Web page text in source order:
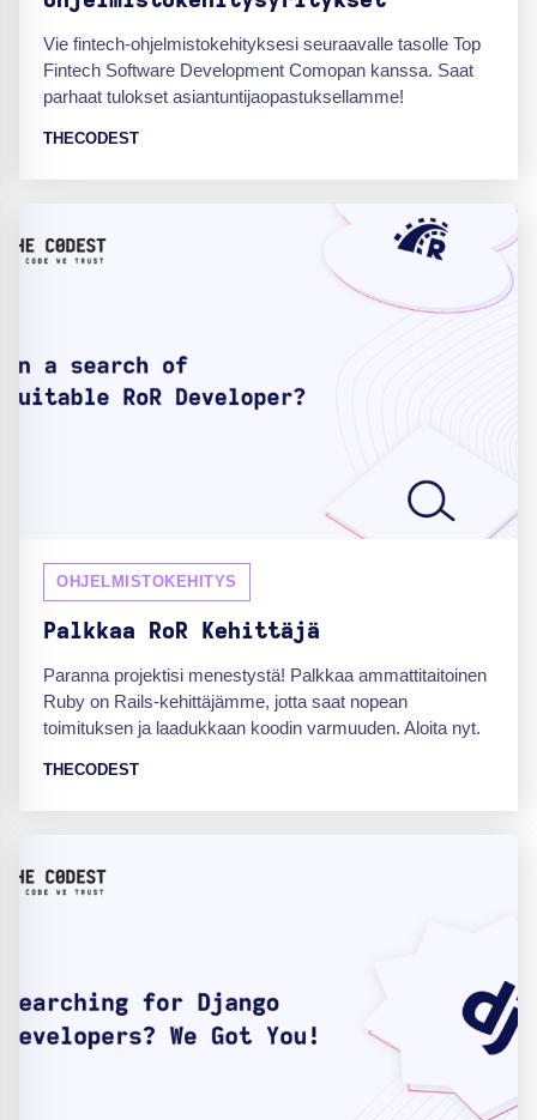
Vie fintech-ohjelmistokehityksesi seuraavalle tasolle Top
Fintech Software Development Comopan kanssa. Saat
parhaat tulokset asiantuntijaopastuksellamme!
THECODEST
OHJELMISTOKEHITYS
Palkkaa RoR Kehittäjä
Paranna projektisi menestystä! Palkkaa ammattitaitoinen
Ruby on Rails-kehittäjämme, jotta saat nopean
toimituksen ja laadukkaan koodin varmuuden. Aloita nyt.
THECODEST